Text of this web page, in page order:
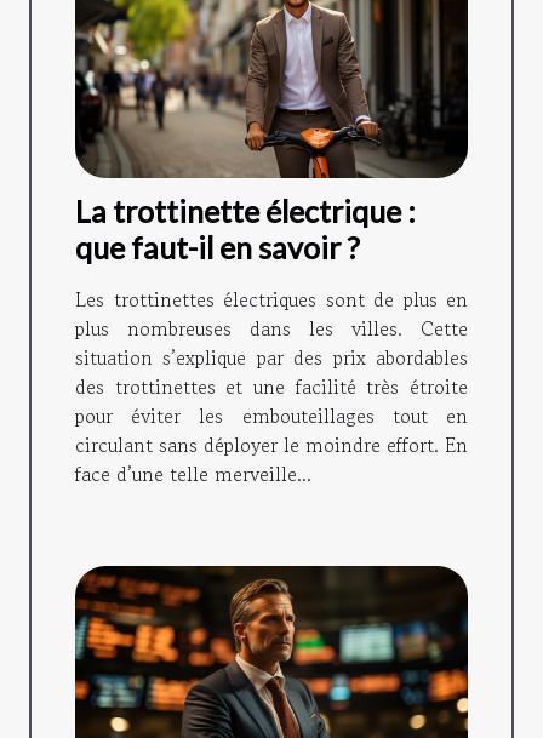
La trottinette électrique :
que faut-il en savoir ?
Les trottinettes électriques sont de plus en
plus nombreuses dans les villes. Cette
situation s’explique par des prix abordables
des trottinettes et une facilité très étroite
pour éviter les embouteillages tout en
circulant sans déployer le moindre effort. En
face d’une telle merveille...